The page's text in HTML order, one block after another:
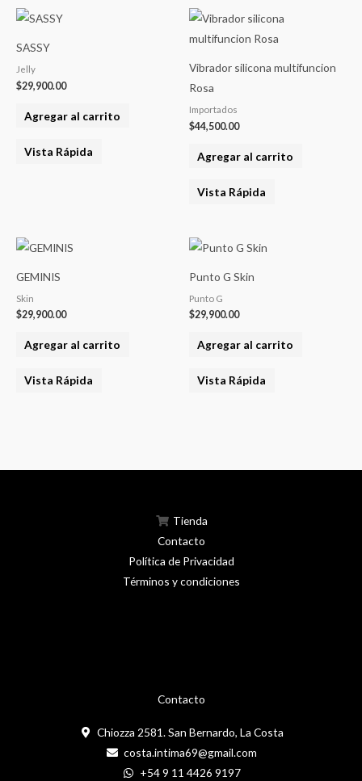
SASSY
Jelly
$29,900.00
Agregar al carrito
Vista Rápida
Vibrador silicona multifuncion
Rosa
Importados
$44,500.00
Agregar al carrito
Vista Rápida
GEMINIS
Skin
$29,900.00
Agregar al carrito
Vista Rápida
Punto G Skin
Punto G
$29,900.00
Agregar al carrito
Vista Rápida
Contacto
Chiozza 2581. San Bernardo, La Costa
costa.intima69@gmail.com
+54 9 11 4426 9197
Tienda
Contacto
Política de Privacidad
Términos y condiciones